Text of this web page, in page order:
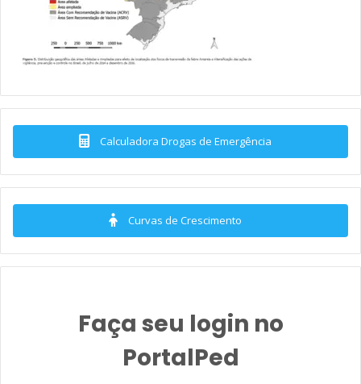
Calculadora Drogas de Emergência
Curvas de Crescimento
Faça seu login no
PortalPed